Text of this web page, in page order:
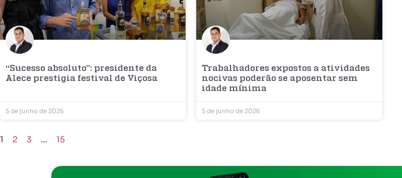
“Sucesso absoluto”: presidente da
Alece prestigia festival de Viçosa
5 de junho de 2026
Trabalhadores expostos a atividades
nocivas poderão se aposentar sem
idade mínima
5 de junho de 2026
1 2 3 … 15